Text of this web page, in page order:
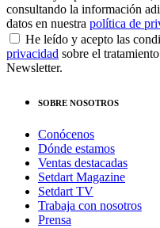
consultando la información
datos en nuestra política de
He leído y acepto las
privacidad sobre el
Newsletter.
SOBRE NOSOTROS
Conócenos
Dónde estamos
Ventas destacadas
Setdart Magazine
Setdart TV
Trabaja con nosotros
Prensa